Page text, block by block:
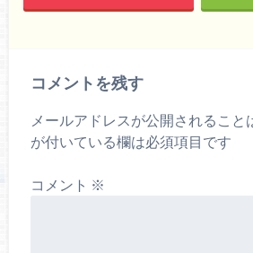
コメントを残す
メールアドレスが公開されること
が付いている欄は必須項目です
コメント ※